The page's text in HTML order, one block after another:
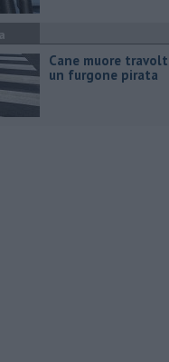
Cane muore
un furgone pirata